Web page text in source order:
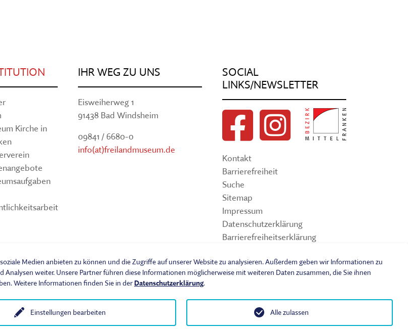
Kirche in
IHR WEG ZU UNS
Eisweiherweg 1
91438 Bad Windsheim
09841 / 6680-0
info(at)freilandmuseum.de
SOCIAL
LINKS/NEWSLETTER
Kontakt
Barrierefreiheit
Suche
Sitemap
Impressum
Datenschutzerklärung
Barrierefreiheitserklärung
Widerrufsbelehrung
Vertrag widerrufen
Benutzungsordnung
Medien anbieten zu können und die Zugriffe auf unserer Website zu analysieren. Außerdem geben wir Informationen zu
weiter. Unsere Partner führen diese Informationen möglicherweise mit weiteren Daten zusammen, die Sie ihnen
Weitere Informationen finden Sie in der Datenschutzerklärung.
Einstellungen bearbeiten Alle zulassen